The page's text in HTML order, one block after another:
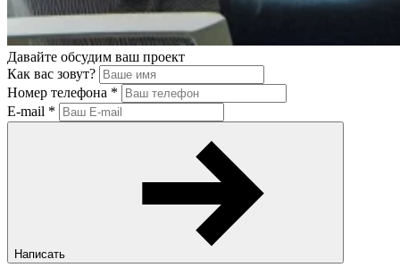
Давайте обсудим ваш проект
Как вас зовут?
Номер телефона *
E-mail *
Написать